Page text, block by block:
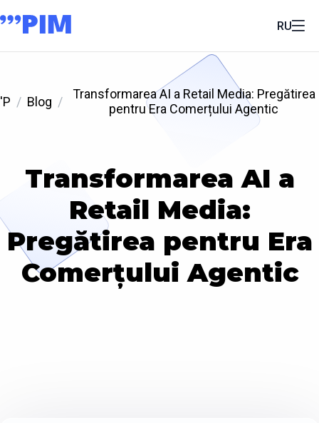
RU
'P Blog
Transformarea AI a Retail Media: Pregătirea
pentru Era Comerțului Agentic
Transformarea AI a
Retail Media:
Pregătirea pentru Era
Comerțului Agentic